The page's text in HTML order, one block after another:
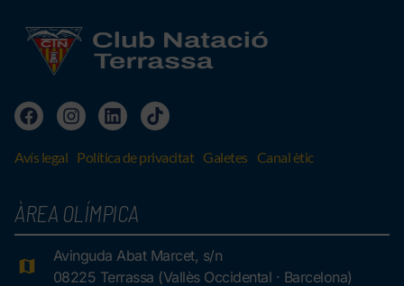
Avís legal Política de privacitat Galetes Canal ètic
ÀREA OLÍMPICA
Avinguda Abat Marcet, s/n
08225 Terrassa (Vallès Occidental · Barcelona)